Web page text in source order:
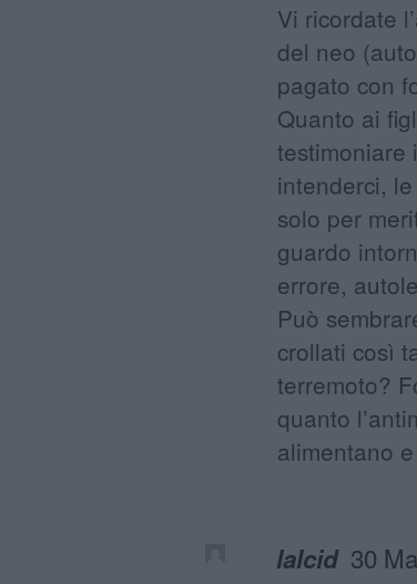
Vi ricordate
del neo
pagato con
Quanto ai
testimoniare
intenderci,
solo per
guardo
errore,
Può
crollati così
terremoto?
quanto
alimentano
lalcid 30